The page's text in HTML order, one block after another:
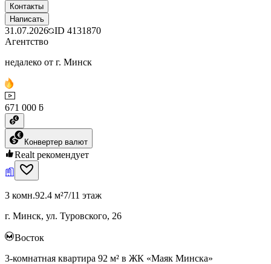
Контакты
Написать
31.07.2026 ID 4131870
Агентство
недалеко от г. Минск
671 000 ƃ
Конвертер валют
Realt рекомендует
3 комн.92.4 м²7/11 этаж
г. Минск, ул. Туровского, 26
Восток
3-комнатная квартира 92 м² в ЖК «Маяк Минска»